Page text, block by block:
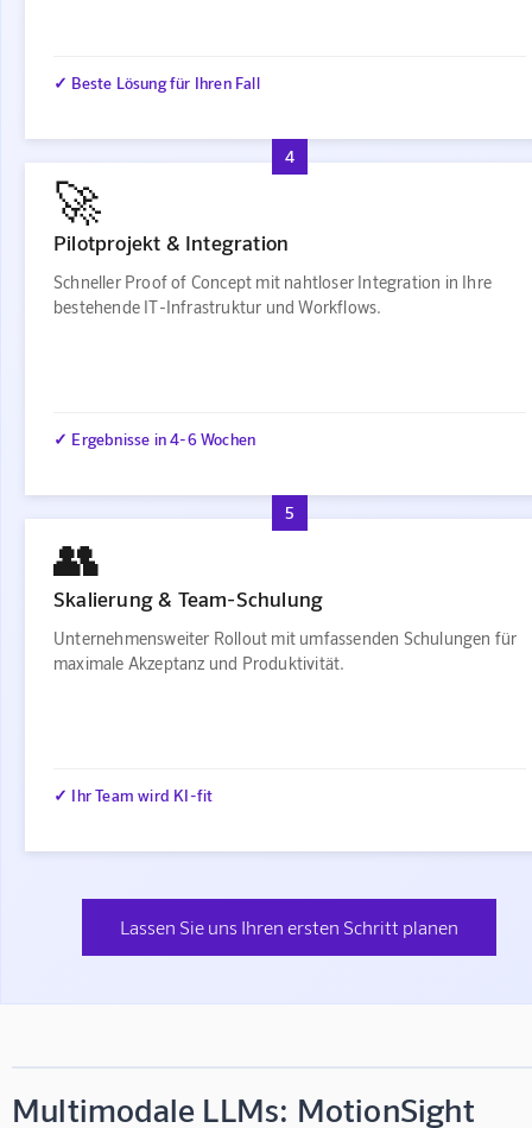
✓ Beste Lösung für Ihren Fall
4
🚀
Pilotprojekt & Integration
Schneller Proof of Concept mit nahtloser Integration in Ihre
bestehende IT-Infrastruktur und Workflows.
✓ Ergebnisse in 4-6 Wochen
5
👥
Skalierung & Team-Schulung
Unternehmensweiter Rollout mit umfassenden Schulungen für
maximale Akzeptanz und Produktivität.
✓ Ihr Team wird KI-fit
Lassen Sie uns Ihren ersten Schritt planen
Multimodale LLMs: MotionSight